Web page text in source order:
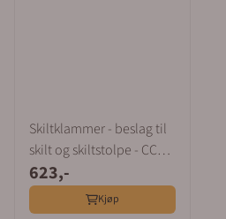
Skiltklammer - beslag til
skilt og skiltstolpe - CC
280 mm
623,-
Kjøp